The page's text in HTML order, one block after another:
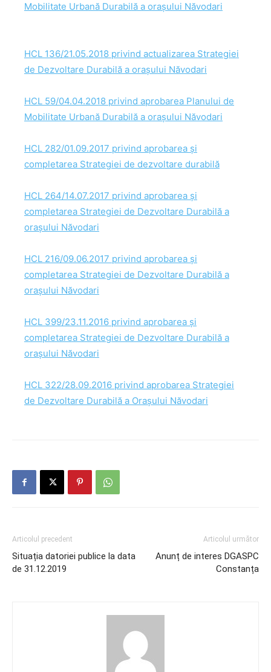
Mobilitate Urbană Durabilă a orașului Năvodari
HCL 136/21.05.2018 privind actualizarea Strategiei
de Dezvoltare Durabilă a orașului Năvodari
HCL 59/04.04.2018 privind aprobarea Planului de
Mobilitate Urbană Durabilă a orașului Năvodari
HCL 282/01.09.2017 privind aprobarea și
completarea Strategiei de dezvoltare durabilă
HCL 264/14.07.2017 privind aprobarea și
completarea Strategiei de Dezvoltare Durabilă a
orașului Năvodari
HCL 216/09.06.2017 privind aprobarea și
completarea Strategiei de Dezvoltare Durabilă a
orașului Năvodari
HCL 399/23.11.2016 privind aprobarea și
completarea Strategiei de Dezvoltare Durabilă a
orașului Năvodari
HCL 322/28.09.2016 privind aprobarea Strategiei
de Dezvoltare Durabilă a Orașului Năvodari
Articolul precedent
Situația datoriei publice la data
de 31.12.2019
Articolul următor
Anunț de interes DGASPC
Constanța